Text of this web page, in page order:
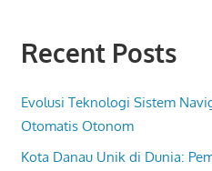
Recent Posts
Evolusi Teknologi Sistem
Otomatis Otonom
Kota Danau Unik di Dunia: